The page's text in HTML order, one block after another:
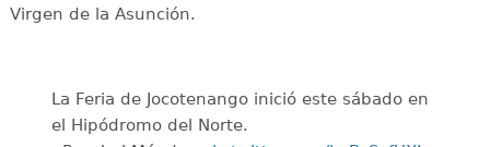
Virgen de la Asunción.
La Feria de Jocotenango inició este sábado en
el Hipódromo del Norte.